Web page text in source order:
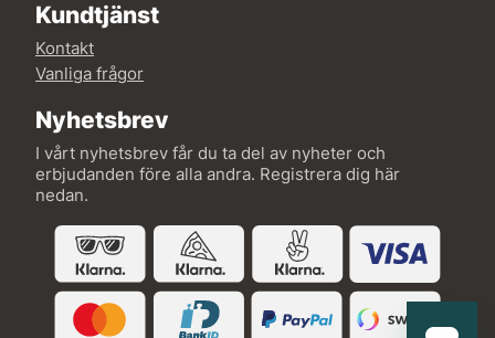
Kundtjänst
Kontakt
Vanliga frågor
Nyhetsbrev
I vårt nyhetsbrev får du ta del av nyheter och
erbjudanden före alla andra. Registrera dig här
nedan.